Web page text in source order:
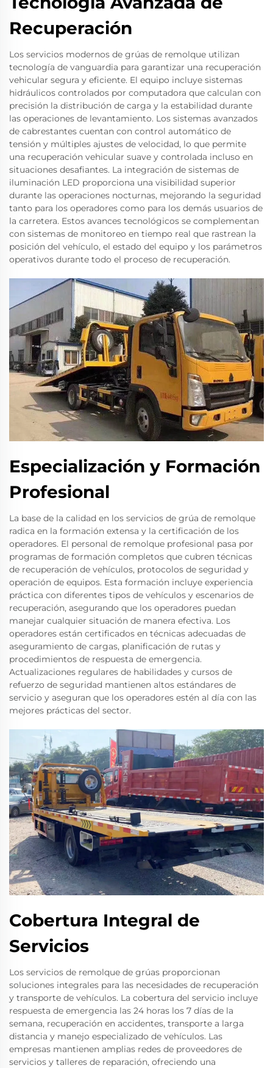
Recuperación
Los servicios modernos de grúas de remolque utilizan
tecnología de vanguardia para garantizar una recuperación
vehicular segura y eficiente. El equipo incluye sistemas
hidráulicos controlados por computadora que calculan con
precisión la distribución de carga y la estabilidad durante
las operaciones de levantamiento. Los sistemas avanzados
de cabrestantes cuentan con control automático de
tensión y múltiples ajustes de velocidad, lo que permite
una recuperación vehicular suave y controlada incluso en
situaciones desafiantes. La integración de sistemas de
iluminación LED proporciona una visibilidad superior
durante las operaciones nocturnas, mejorando la seguridad
tanto para los operadores como para los demás usuarios de
la carretera. Estos avances tecnológicos se complementan
con sistemas de monitoreo en tiempo real que rastrean la
posición del vehículo, el estado del equipo y los parámetros
operativos durante todo el proceso de recuperación.
Especialización y Formación
Profesional
La base de la calidad en los servicios de grúa de remolque
radica en la formación extensa y la certificación de los
operadores. El personal de remolque profesional pasa por
programas de formación completos que cubren técnicas
de recuperación de vehículos, protocolos de seguridad y
operación de equipos. Esta formación incluye experiencia
práctica con diferentes tipos de vehículos y escenarios de
recuperación, asegurando que los operadores puedan
manejar cualquier situación de manera efectiva. Los
operadores están certificados en técnicas adecuadas de
aseguramiento de cargas, planificación de rutas y
procedimientos de respuesta de emergencia.
Actualizaciones regulares de habilidades y cursos de
refuerzo de seguridad mantienen altos estándares de
servicio y aseguran que los operadores estén al día con las
mejores prácticas del sector.
Cobertura Integral de
Servicios
Los servicios de remolque de grúas proporcionan
soluciones integrales para las necesidades de recuperación
y transporte de vehículos. La cobertura del servicio incluye
respuesta de emergencia las 24 horas los 7 días de la
semana, recuperación en accidentes, transporte a larga
distancia y manejo especializado de vehículos. Las
empresas mantienen amplias redes de proveedores de
servicios y talleres de reparación, ofreciendo una